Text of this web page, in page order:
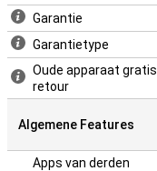
Garantie
Garantietype
Oude apparaat gratis
retour
Algemene Features
Apps van derden